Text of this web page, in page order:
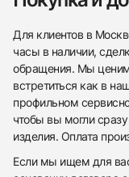
Для клиентов в
часы в наличии,
обращения. Мы
встретиться как в
профильном
чтобы вы могли
изделия. Оплата
Если мы ищем для